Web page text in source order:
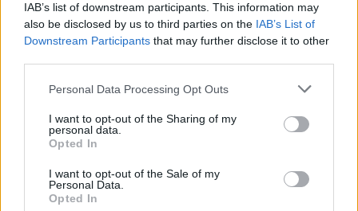
IAB’s list of downstream participants. This information may
also be disclosed by us to third parties on the IAB’s List of
Downstream Participants that may further disclose it to other
Personal Data Processing Opt Outs
I want to opt-out of the Sharing of my
personal data.
Opted In
I want to opt-out of the Sale of my
Personal Data.
Opted In